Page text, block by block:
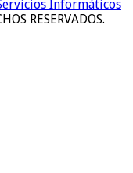
Informáticos
RESERVADOS.